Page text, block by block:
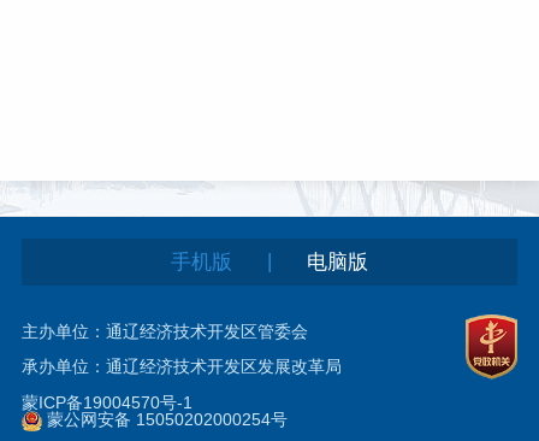
手机版 电脑版
主办单位：通辽经济技术开发区管委会
承办单位：通辽经济技术开发区发展改革局
蒙ICP备19004570号-1
蒙公网安备 15050202000254号